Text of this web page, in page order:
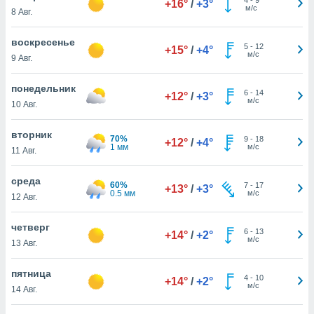
действия
рекламу
нашей
cookie
cookie
в
нашего
8 Авг.
+16° / +3°
м/с
воскресенье
9 Авг.
+15° / +4° 5- 12
м/с
понедельник
10 Авг.
+12° / +3° 6- 14
м/с
вторник
11 Авг.
70%
1 мм
+12° / +4° 9- 18
м/с
среда
12 Авг.
60%
0.5 мм
+13° / +3° 7- 17
м/с
четверг
13 Авг.
+14° / +2° 6- 13
м/с
пятница
14 Авг.
+14° / +2° 4- 10
м/с